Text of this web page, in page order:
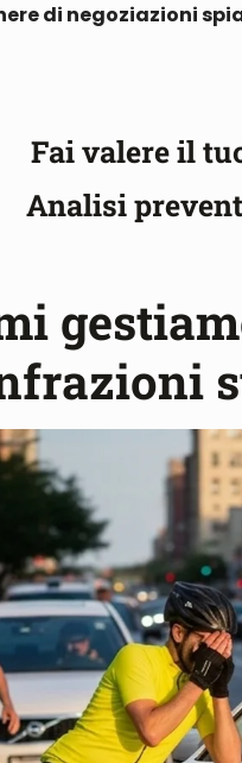
di negoziazioni
Fai valere il
Analisi